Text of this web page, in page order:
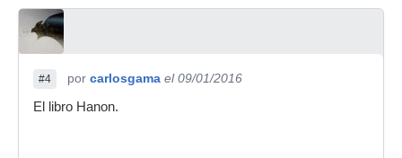
#4 por carlosgama el 09/01/2016
El libro Hanon.